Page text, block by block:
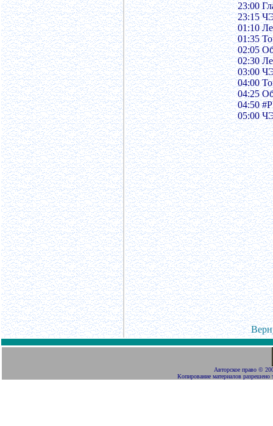
23:00
23:15
01:10
01:35
02:05
02:30
03:00
04:00
04:25
04:50
05:00
Авторское право ©
Копирование материалов